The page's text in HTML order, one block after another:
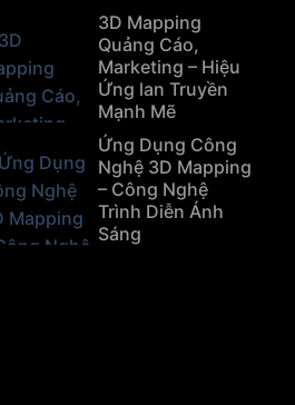
3D Mapping
Quảng Cáo,
Marketing – Hiệu
Ứng lan Truyền
Mạnh Mẽ
Ứng Dụng Công
Nghệ 3D Mapping
– Công Nghệ
Trình Diễn Ánh
Sáng